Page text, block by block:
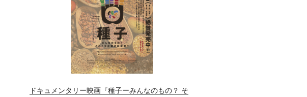
ドキュメンタリー映画『種子ーみんなのもの？ そ